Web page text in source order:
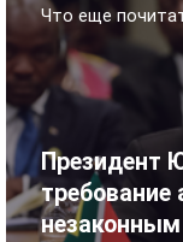
Что еще
Президент
требование
незаконным